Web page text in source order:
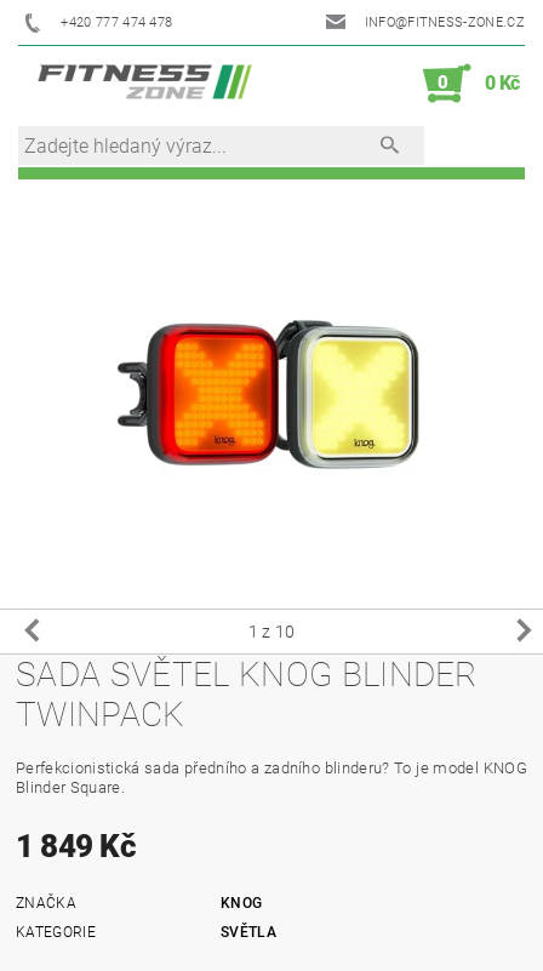
+420 777 474 478 INFO@FITNESS-ZONE.CZ
0 0 Kč
1 z 10
SADA SVĚTEL KNOG BLINDER
TWINPACK
Perfekcionistická sada předního a zadního blinderu? To je model KNOG
Blinder Square.
1 849 Kč
ZNAČKA
KNOG
KATEGORIE
SVĚTLA